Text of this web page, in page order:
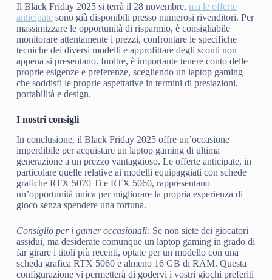
Il Black Friday 2025 si terrà il 28 novembre, ma le offerte
anticipatesono già disponibili presso numerosi rivenditori. Per
massimizzare le opportunità di risparmio, è consigliabile
monitorare attentamente i prezzi, confrontare le specifiche
tecniche dei diversi modelli e approfittare degli sconti non
appena si presentano. Inoltre, è importante tenere conto delle
proprie esigenze e preferenze, scegliendo un laptop gaming
che soddisfi le proprie aspettative in termini di prestazioni,
portabilità e design.
I nostri consigli
In conclusione, il Black Friday 2025 offre un’occasione
imperdibile per acquistare un laptop gaming di ultima
generazione a un prezzo vantaggioso. Le offerte anticipate, in
particolare quelle relative ai modelli equipaggiati con schede
grafiche RTX 5070 Ti e RTX 5060, rappresentano
un’opportunità unica per migliorare la propria esperienza di
gioco senza spendere una fortuna.
Consiglio per i gamer occasionali: Se non siete dei giocatori
assidui, ma desiderate comunque un laptop gaming in grado di
far girare i titoli più recenti, optate per un modello con una
scheda grafica RTX 5060 e almeno 16 GB di RAM. Questa
configurazione vi permetterà di godervi i vostri giochi preferiti